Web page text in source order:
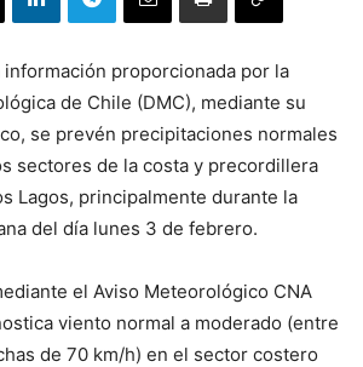
información proporcionada por la
de Chile (DMC), mediante su
se prevén precipitaciones normales
sectores de la costa y precordillera
Lagos, principalmente durante la
del día lunes 3 de febrero.
el Aviso Meteorológico CNA
viento normal a moderado (entre
de 70 km/h) en el sector costero